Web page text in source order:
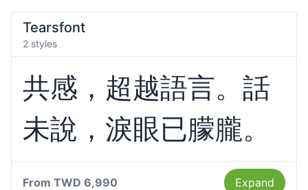
Tearsfont
2 styles
共感，超越語言。話
未說，淚眼已朦朧。
From TWD 6,990 Expand